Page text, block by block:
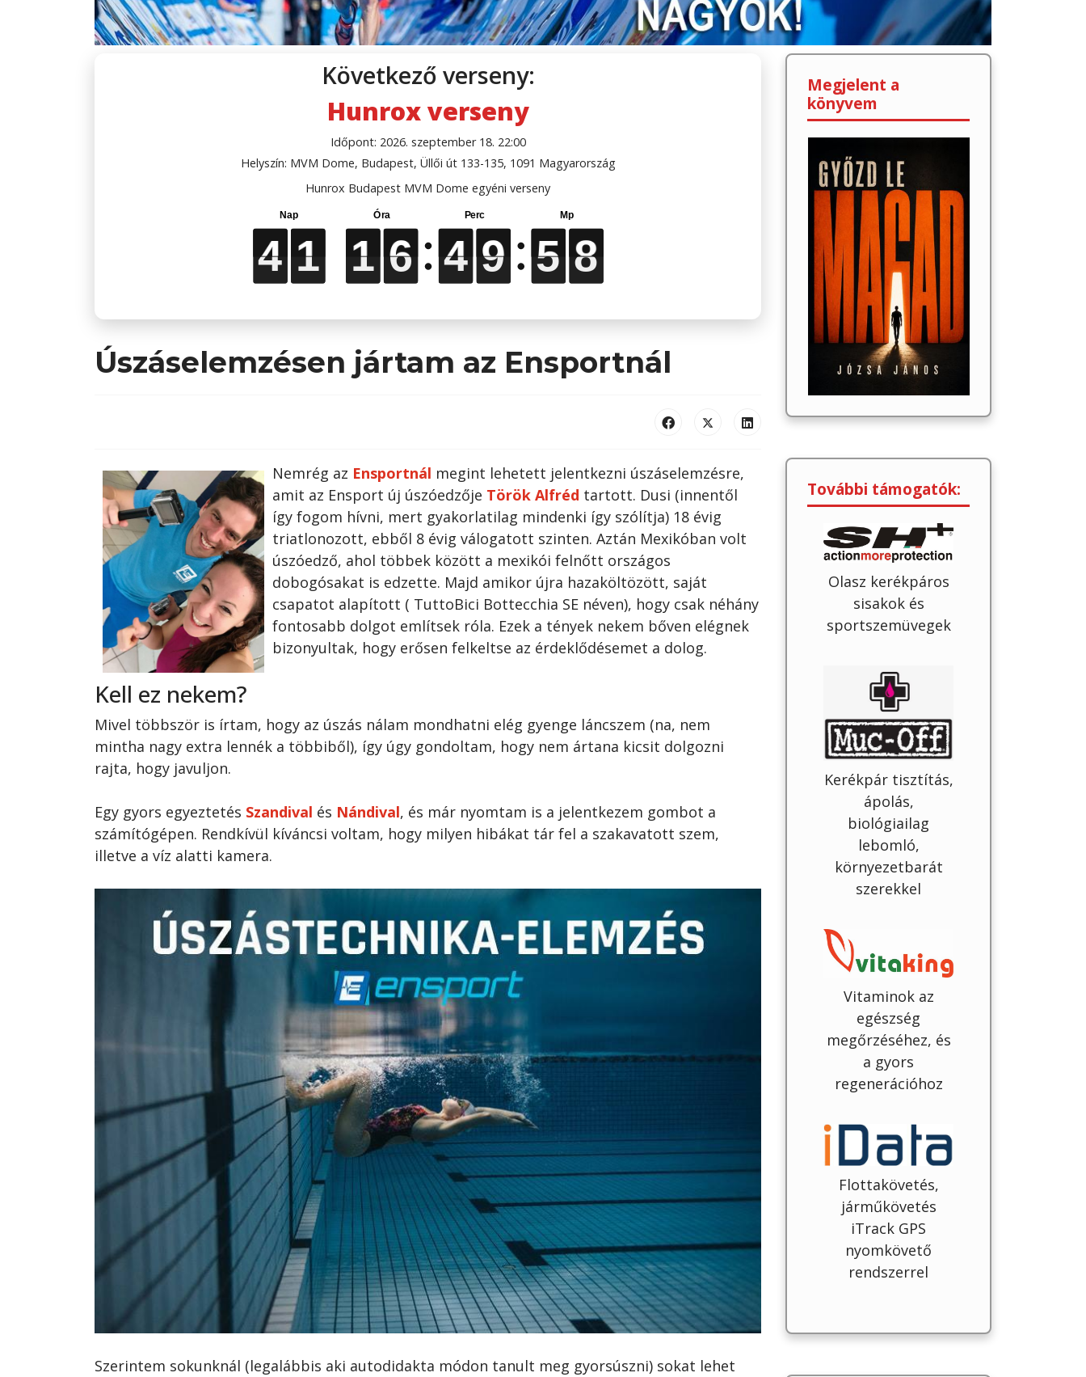
Következő verseny:
Hunrox verseny
Időpont: 2026. szeptember 18. 22:00
Helyszín: MVM Dome, Budapest, Üllői út 133-135, 1091 Magyarország
Hunrox Budapest MVM Dome egyéni verseny
4
4
4
4 1
1
1
1 1
1
1
1 6
6
6
6 4
4
4
4 9
9
9
9 5
5
5
5 6
7
6
7
Úszáselemzésen jártam az Ensportnál
Nemrég az Ensportnál megint lehetett jelentkezni úszáselemzésre,
amit az Ensport új úszóedzője Török Alfréd tartott. Dusi (innentől
így fogom hívni, mert gyakorlatilag mindenki így szólítja) 18 évig
triatlonozott, ebből 8 évig válogatott szinten. Aztán Mexikóban volt
úszóedző, ahol többek között a mexikói felnőtt országos
dobogósakat is edzette. Majd amikor újra hazaköltözött, saját
csapatot alapított ( TuttoBici Bottecchia SE néven), hogy csak néhány
fontosabb dolgot említsek róla. Ezek a tények nekem bőven elégnek
bizonyultak, hogy erősen felkeltse az érdeklődésemet a dolog.
Kell ez nekem?
Mivel többször is írtam, hogy az úszás nálam mondhatni elég gyenge láncszem (na, nem
mintha nagy extra lennék a többiből), így úgy gondoltam, hogy nem ártana kicsit dolgozni
rajta, hogy javuljon.
Egy gyors egyeztetés Szandival és Nándival, és már nyomtam is a jelentkezem gombot a
számítógépen. Rendkívül kíváncsi voltam, hogy milyen hibákat tár fel a szakavatott szem,
illetve a víz alatti kamera.
Szerintem sokunknál (legalábbis aki autodidakta módon tanult meg gyorsúszni) sokat lehet
Megjelent a
könyvem
További támogatók:
Olasz kerékpáros
sisakok és
sportszemüvegek
Kerékpár tisztítás,
ápolás,
biológiailag
lebomló,
környezetbarát
szerekkel
Vitaminok az
egészség
megőrzéséhez, és
a gyors
regenerációhoz
Flottakövetés,
járműkövetés
iTrack GPS
nyomkövető
rendszerrel